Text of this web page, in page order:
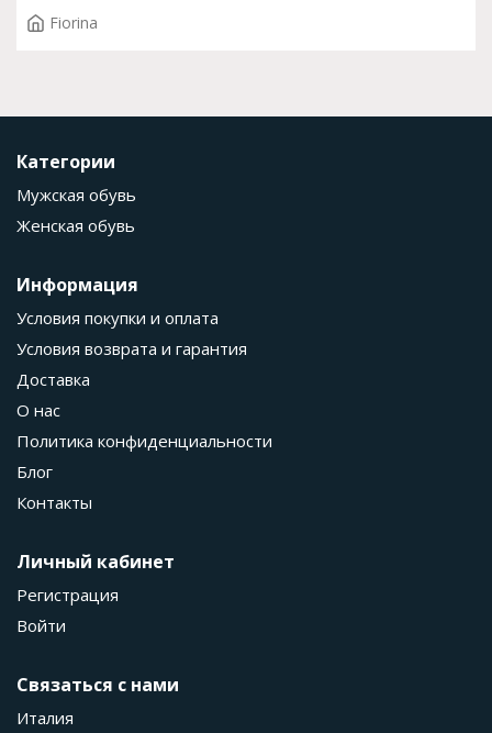
Fiorina
Категории
Мужская обувь
Женская обувь
Информация
Условия покупки и оплата
Условия возврата и гарантия
Доставка
О нас
Политика конфиденциальности
Блог
Контакты
Личный кабинет
Регистрация
Войти
Связаться с нами
Италия